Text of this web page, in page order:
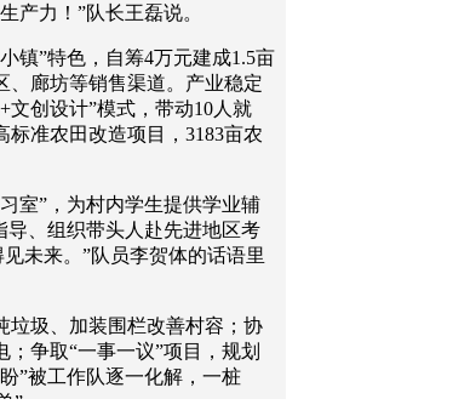
产力！”队长王磊说。
镇”特色，自筹4万元建成1.5亩
、廊坊等销售渠道。产业稳定
文创设计”模式，带动10人就
准农田改造项目，3183亩农
室”，为村内学生提供学业辅
导、组织带头人赴先进地区考
未来。”队员李贺体的话语里
垃圾、加装围栏改善村容；协
争取“一事一议”项目，规划
”被工作队逐一化解，一桩
。